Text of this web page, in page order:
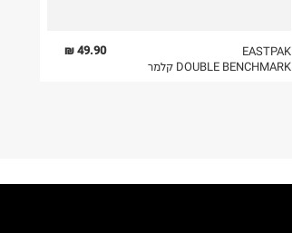
49.90 ₪
EASTPAK
DOUBLE BENCHMARK קלמר